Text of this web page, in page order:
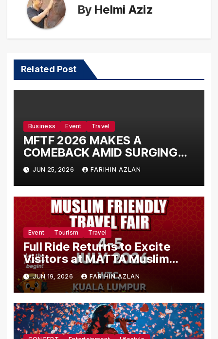
By Helmi Aziz
Related Post
Business Event Travel
MFTF 2026 MAKES A
COMEBACK AMID SURGING
DEMAND FOR MUSLIM-
FRIENDLY TRAVEL
JUN 25, 2026 FARIHIN AZLAN
Event Tourism Travel
Full Ride Returns to Excite
Visitors at MATTA Muslim
Friendly Travel Fair 2026
JUN 19, 2026 FARIHIN AZLAN